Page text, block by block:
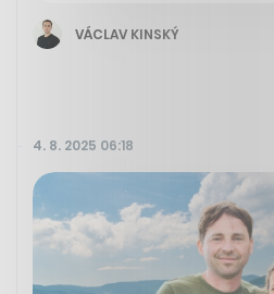
VÁCLAV KINSKÝ
4. 8. 2025 06:18